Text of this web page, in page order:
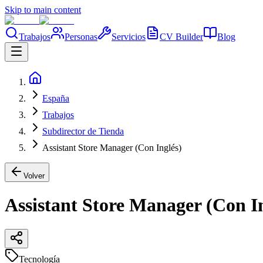
Skip to main content
Trabajos Personas Servicios CV Builder Blog
España
Trabajos
Subdirector de Tienda
Assistant Store Manager (Con Inglés)
Volver
Assistant Store Manager (Con
Tecnología